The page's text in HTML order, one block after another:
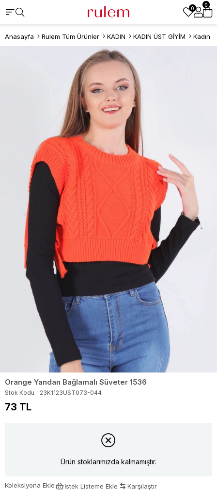
0
0
Anasayfa Rulem Tüm Ürünler KADIN KADIN ÜST GİYİM Kadın
Orange Yandan Bağlamalı Süveter 1536
Stok Kodu 23K1123UST073-044
73 TL
Ürün stoklarımızda kalmamıştır.
Koleksiyona Ekle İstek Listeme Ekle
Karşılaştır